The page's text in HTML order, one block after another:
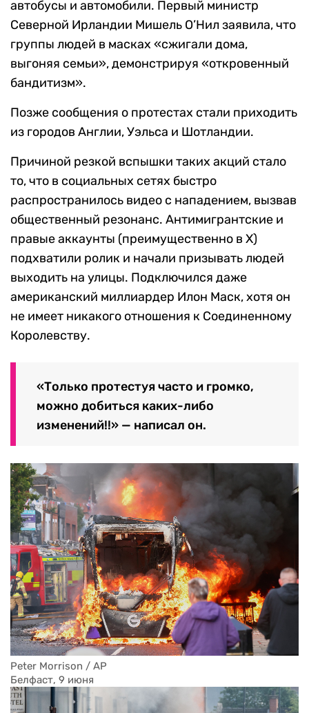
автобусы и автомобили. Первый министр
Северной Ирландии Мишель О’Нил заявила, что
группы людей в масках «сжигали дома,
выгоняя семьи», демонстрируя «откровенный
бандитизм».
Позже сообщения о протестах стали приходить
из городов Англии, Уэльса и Шотландии.
Причиной резкой вспышки таких акций стало
то, что в социальных сетях быстро
распространилось видео с нападением, вызвав
общественный резонанс. Антимигрантские и
правые аккаунты (преимущественно в Х)
подхватили ролик и начали призывать людей
выходить на улицы. Подключился даже
американский миллиардер Илон Маск, хотя он
не имеет никакого отношения к Соединенному
Королевству.
«Только протестуя часто и громко,
можно добиться каких-либо
изменений!!» — написал он.
Peter Morrison / AP
Белфаст, 9 июня